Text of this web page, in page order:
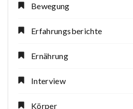
Bewegung
Erfahrungsberichte
Ernährung
Interview
Körper